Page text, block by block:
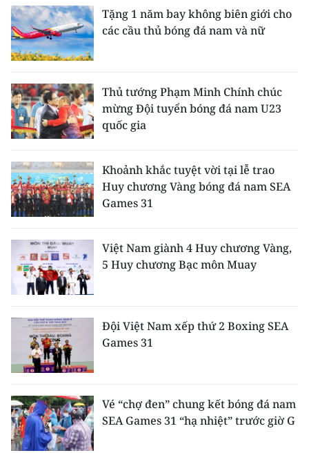
Tặng 1 năm bay không biên giới cho
các cầu thủ bóng đá nam và nữ
Thủ tướng Phạm Minh Chính chúc
mừng Đội tuyển bóng đá nam U23
quốc gia
Khoảnh khắc tuyệt vời tại lễ trao
Huy chương Vàng bóng đá nam SEA
Games 31
Việt Nam giành 4 Huy chương Vàng,
5 Huy chương Bạc môn Muay
Đội Việt Nam xếp thứ 2 Boxing SEA
Games 31
Vé “chợ đen” chung kết bóng đá nam
SEA Games 31 “hạ nhiệt” trước giờ G